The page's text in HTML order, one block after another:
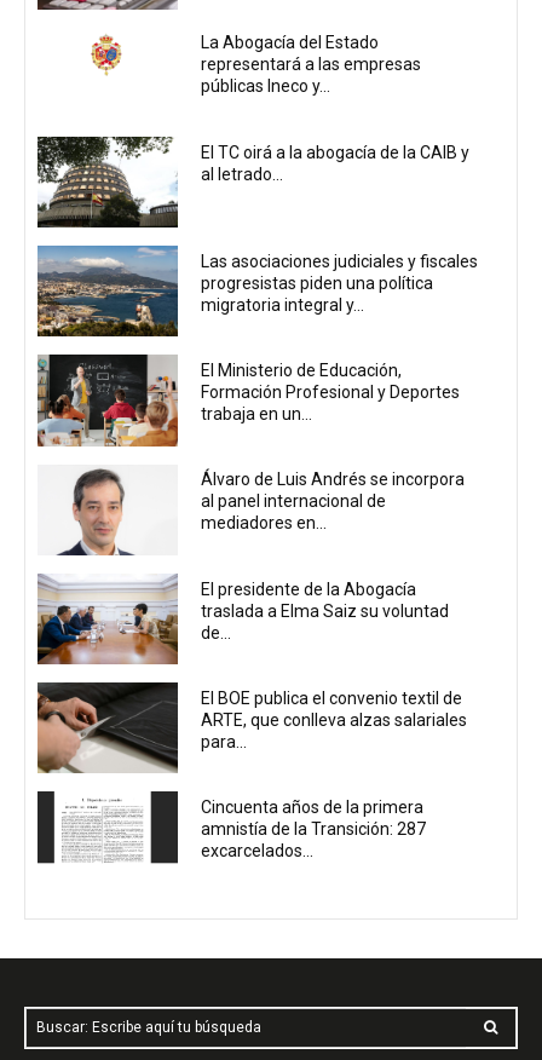
La Abogacía del Estado
representará a las empresas
públicas Ineco y...
El TC oirá a la abogacía de la CAIB y
al letrado...
Las asociaciones judiciales y fiscales
progresistas piden una política
migratoria integral y...
El Ministerio de Educación,
Formación Profesional y Deportes
trabaja en un...
Álvaro de Luis Andrés se incorpora
al panel internacional de
mediadores en...
El presidente de la Abogacía
traslada a Elma Saiz su voluntad
de...
El BOE publica el convenio textil de
ARTE, que conlleva alzas salariales
para...
Cincuenta años de la primera
amnistía de la Transición: 287
excarcelados...
Buscar: Escribe aquí tu búsqueda